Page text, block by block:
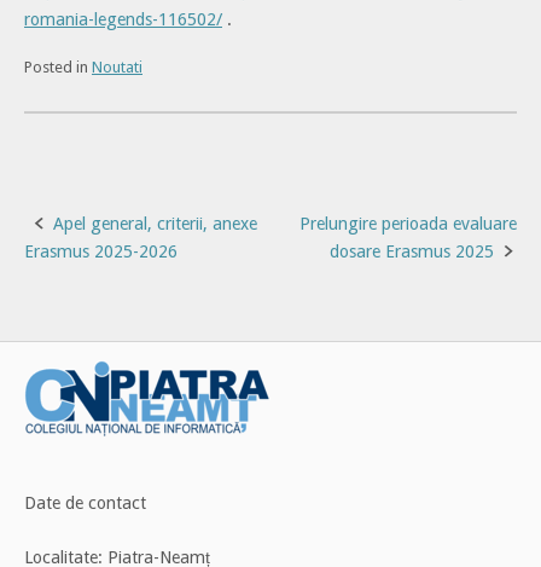
romania-legends-116502/ .
Posted in Noutati
Post
Apel general, criterii, anexe
Erasmus 2025-2026
Prelungire perioada evaluare
dosare Erasmus 2025
Date de contact
Localitate: Piatra-Neamț